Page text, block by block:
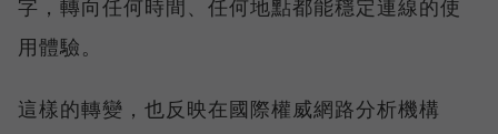
字，轉向任何時間、任何地點都能穩定連線的使
用體驗。
這樣的轉變，也反映在國際權威網路分析機構